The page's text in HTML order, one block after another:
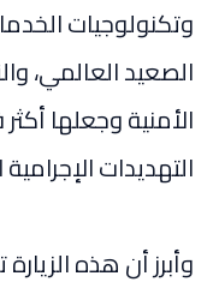
وتكنولوجيات
الصعيد العالمي،
الأمنية وجعلها
التهديدات
وأبرز أن هذه